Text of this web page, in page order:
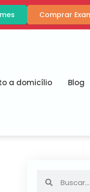
Comprar
a domicílio Blog